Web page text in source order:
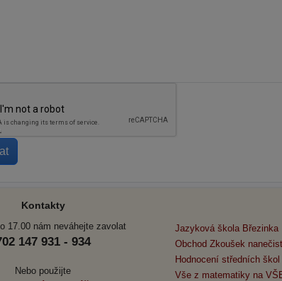
Kontakty
17.00 nám neváhejte zavolat
147 931 - 934
Nebo použijte
Jazyková škola Březinka
Obchod Zkoušek
Hodnocení středních
Vše z matematiky na